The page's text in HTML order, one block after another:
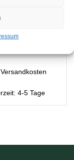
Versandkosten
4-5 Tage